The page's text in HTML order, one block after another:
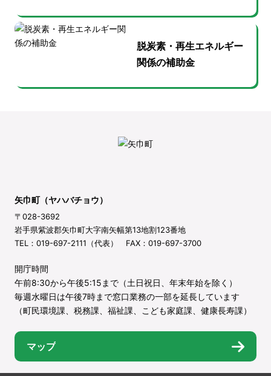
脱炭素・再生エネルギー
関係の補助金
矢巾町（ヤハバチョウ）
〒028-3692
岩手県紫波郡矢巾町大字南矢幅第13地割123番地
TEL：019-697-2111（代表） FAX：019-697-3700
開庁時間
午前8:30から午後5:15まで（土日祝日、年末年始を除く）
毎週水曜日は午後7時まで窓口業務の一部を延長しています
（町民環境課、税務課、福祉課、こども家庭課、健康長寿課）
マップ